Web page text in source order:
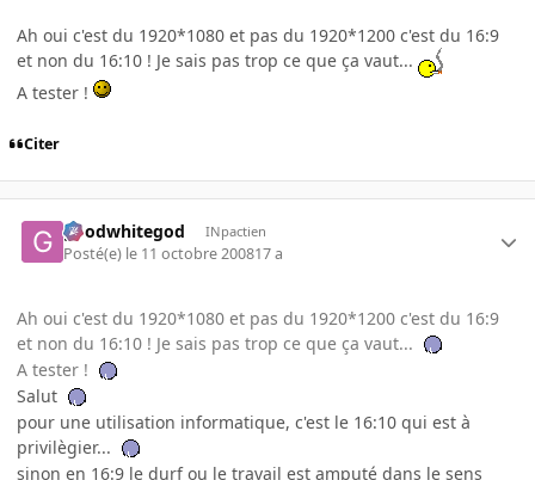
Ah oui c'est du 1920*1080 et pas du 1920*1200 c'est du 16:9
et non du 16:10 ! Je sais pas trop ce que ça vaut...
A tester !
Citer
goodwhitegod INpactien
Posté(e) le 11 octobre 200817 a
Ah oui c'est du 1920*1080 et pas du 1920*1200 c'est du 16:9
et non du 16:10 ! Je sais pas trop ce que ça vaut...
A tester !
Salut
pour une utilisation informatique, c'est le 16:10 qui est à
privilègier...
sinon en 16:9 le durf ou le travail est amputé dans le sens